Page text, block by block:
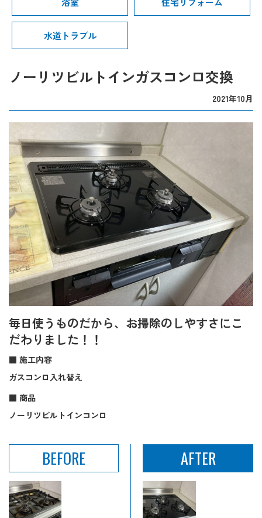
水道トラブル
ノーリツビルトインガスコンロ交換
2021年10月
毎日使うものだから、お掃除のしやすさにこ
だわりました！！
■ 施工内容
ガスコンロ入れ替え
■ 商品
ノーリツビルトインコンロ
BEFORE AFTER